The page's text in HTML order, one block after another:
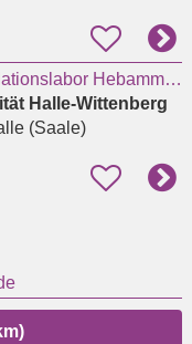
Koordinator*in im Simulationslabor Hebammenwissenschaft (m-w-d)
Halle-Wittenberg
(Saale)